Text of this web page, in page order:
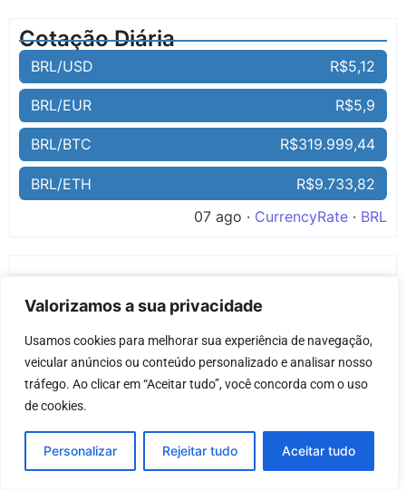
Valorizamos a sua privacidade
Usamos cookies para melhorar sua experiência de navegação,
veicular anúncios ou conteúdo personalizado e analisar nosso
tráfego. Ao clicar em “Aceitar tudo”, você concorda com o uso
de cookies.
Personalizar Rejeitar tudo Aceitar tudo
Cotação Diária
BRL/USD R$5,12
BRL/EUR R$5,9
BRL/BTC R$319.999,44
BRL/ETH
R$9.733,82
07 ago · CurrencyRate · BRL